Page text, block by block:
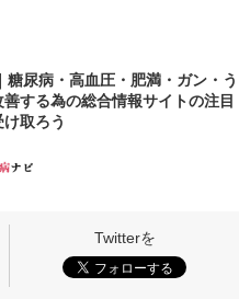
尿病・高血圧・肥満・ガン・う
する為の総合情報サイトの注目
け取ろう